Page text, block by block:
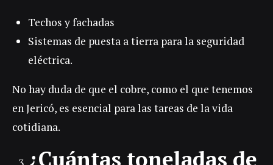
Techos y fachadas
Sistemas de puesta a tierra para la seguridad
eléctrica.
No hay duda de que el cobre, como el que tenemos
en Jericó, es esencial para las tareas de la vida
cotidiana.
¿Cuántas toneladas de